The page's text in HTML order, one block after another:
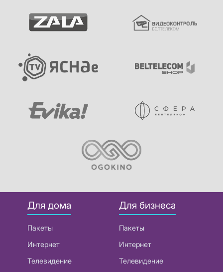
Для дома
Пакеты
Интернет
Телевидение
Для бизнеса
Пакеты
Интернет
Телевидение